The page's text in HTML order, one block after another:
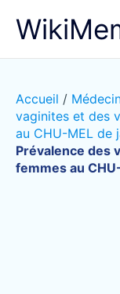
Accueil /
vaginites et des
au CHU-MEL de
Prévalence des
femmes au